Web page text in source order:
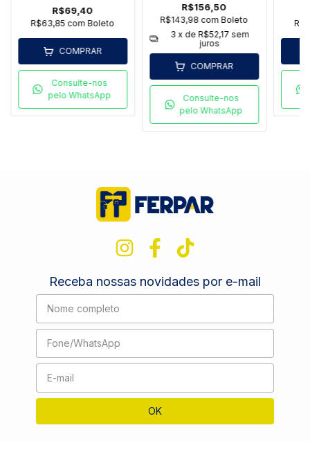
R$69,40
R$63,85 com Boleto
COMPRAR
Consulte-nos
pelo WhatsApp
R$156,50
R$143,98 com Boleto
3 x de R$52,17 sem
juros
COMPRAR
Consulte-nos
pelo WhatsApp
Receba nossas novidades por e-mail